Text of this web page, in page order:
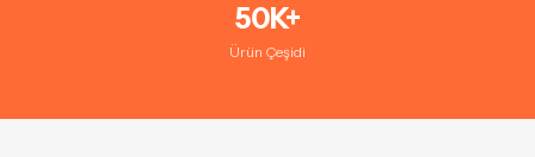
50K+
Ürün Çeşidi